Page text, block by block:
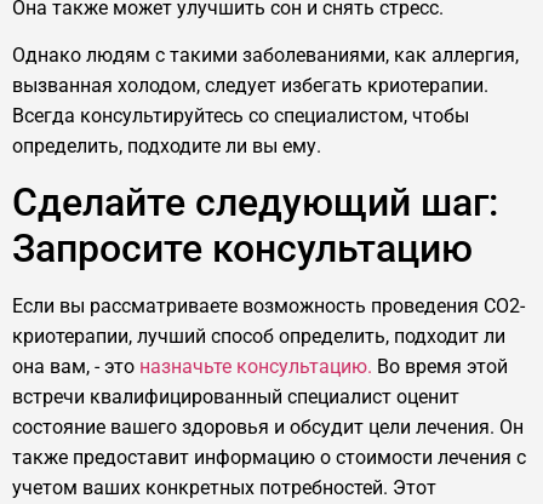
Она также может улучшить сон и снять стресс.
Однако людям с такими заболеваниями, как аллергия,
вызванная холодом, следует избегать криотерапии.
Всегда консультируйтесь со специалистом, чтобы
определить, подходите ли вы ему.
Сделайте следующий шаг:
Запросите консультацию
Если вы рассматриваете возможность проведения CO2-
криотерапии, лучший способ определить, подходит ли
она вам, - это назначьте консультацию. Во время этой
встречи квалифицированный специалист оценит
состояние вашего здоровья и обсудит цели лечения. Он
также предоставит информацию о стоимости лечения с
учетом ваших конкретных потребностей. Этот